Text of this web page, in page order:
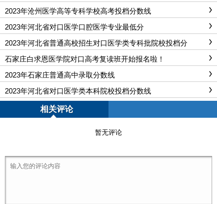
2023年沧州医学高等专科学校高考投档分数线
2023年河北省对口医学口腔医学专业最低分
2023年河北省普通高校招生对口医学类专科批院校投档分
石家庄白求恩医学院对口高考复读班开始报名啦！
2023年石家庄普通高中录取分数线
2023年河北省对口医学类本科院校投档分数线
相关评论
暂无评论